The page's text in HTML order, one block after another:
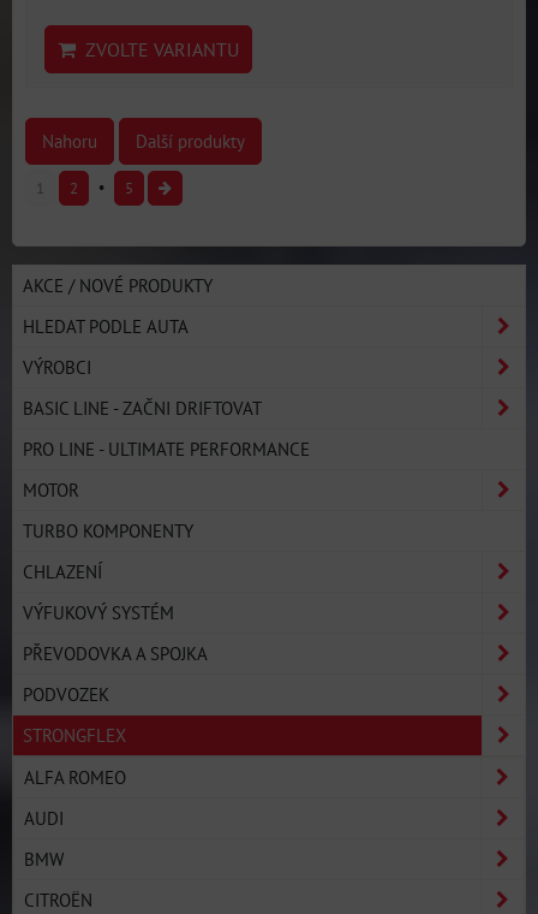
ZVOLTE VARIANTU
Nahoru Další produkty
1 2 5
AKCE / NOVÉ PRODUKTY
HLEDAT PODLE AUTA
VÝROBCI
BASIC LINE - ZAČNI DRIFTOVAT
PRO LINE - ULTIMATE PERFORMANCE
MOTOR
TURBO KOMPONENTY
CHLAZENÍ
VÝFUKOVÝ SYSTÉM
PŘEVODOVKA A SPOJKA
PODVOZEK
STRONGFLEX
ALFA ROMEO
AUDI
BMW
CITROËN